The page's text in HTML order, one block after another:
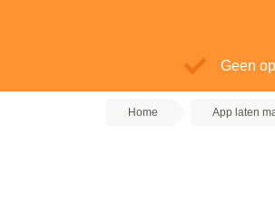
Geen
Home App laten